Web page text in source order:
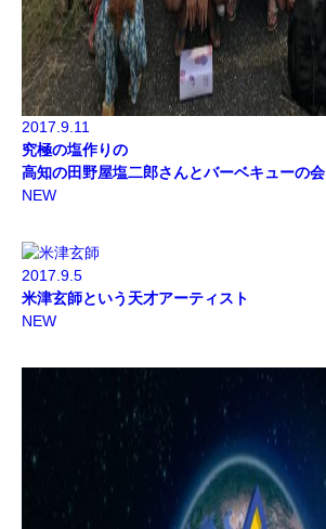
2017.9.11
究極の塩作りの
高知の田野屋塩二郎さんとバーベキューの会
NEW
2017.9.5
米津玄師という天才アーティスト
NEW